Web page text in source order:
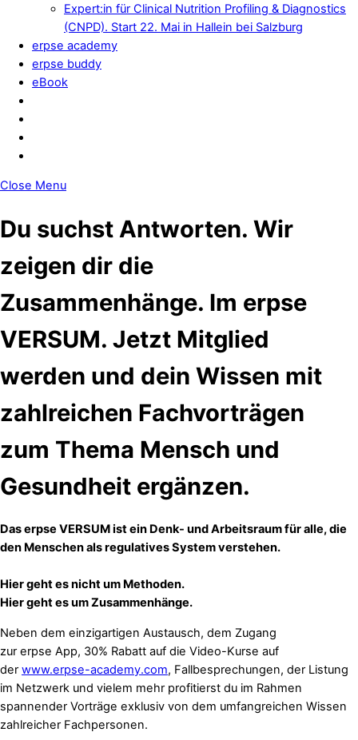
Expert:in für Clinical Nutrition Profiling & Diagnostics
(CNPD). Start 22. Mai in Hallein bei Salzburg
erpse academy
erpse buddy
eBook
Close Menu
Du suchst Antworten. Wir
zeigen dir die
Zusammenhänge. Im erpse
VERSUM. Jetzt Mitglied
werden und dein Wissen mit
zahlreichen Fachvorträgen
zum Thema Mensch und
Gesundheit ergänzen.
Das erpse VERSUM ist ein Denk- und Arbeitsraum für alle, die
den Menschen als regulatives System verstehen.
Hier geht es nicht um Methoden.
Hier geht es um Zusammenhänge.
Neben dem einzigartigen Austausch, dem Zugang
zur erpse App, 30% Rabatt auf die Video-Kurse auf
der www.erpse-academy.com, Fallbesprechungen, der Listung
im Netzwerk und vielem mehr profitierst du im Rahmen
spannender Vorträge exklusiv von dem umfangreichen Wissen
zahlreicher Fachpersonen.